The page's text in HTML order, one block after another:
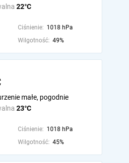
22°C
Ciśnienie: 1018 hPa
Wilgotność: 49%
23°C
małe, pogodnie
Ciśnienie: 1018 hPa
Wilgotność: 45%